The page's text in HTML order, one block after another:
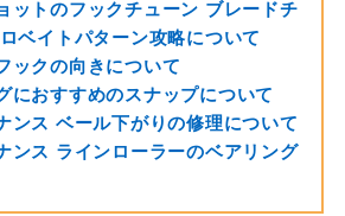
ットのフックチューン ブレードチ
ベイトパターン攻略について
ックの向きについて
におすすめのスナップについて
ンス ベール下がりの修理について
ンス ラインローラーのベアリング